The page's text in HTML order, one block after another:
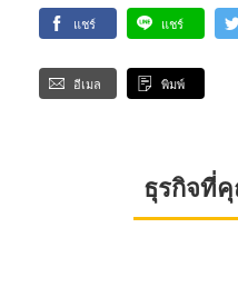
แชร์ แชร์
อีเมล พิมพ์
ธุรกิจที่